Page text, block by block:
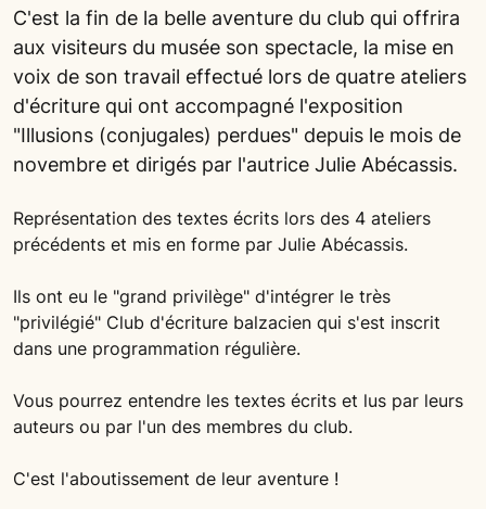
C'est la fin de la belle aventure du club qui offrira
aux visiteurs du musée son spectacle, la mise en
voix de son travail effectué lors de quatre ateliers
d'écriture qui ont accompagné l'exposition
"Illusions (conjugales) perdues" depuis le mois de
novembre et dirigés par l'autrice Julie Abécassis.
Représentation des textes écrits lors des 4 ateliers
précédents et mis en forme par Julie Abécassis.
Ils ont eu le "grand privilège" d'intégrer le très
"privilégié" Club d'écriture balzacien qui s'est inscrit
dans une programmation régulière.
Vous pourrez entendre les textes écrits et lus par leurs
auteurs ou par l'un des membres du club.
C'est l'aboutissement de leur aventure !